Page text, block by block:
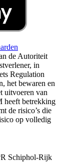
de Autoriteit
in
Regulation
het bewaren en
uitvoeren van
heeft betrekking
de risico’s die
op volledig
Schiphol-Rijk